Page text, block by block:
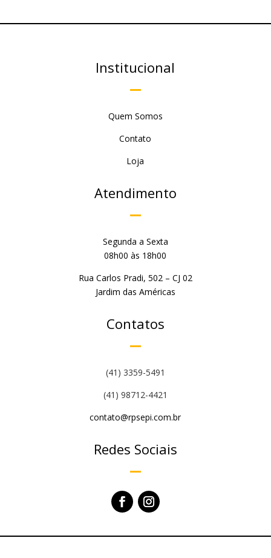
Institucional
Quem Somos
Contato
Loja
Atendimento
Segunda a Sexta
08h00 às 18h00
Rua Carlos Pradi, 502 – CJ 02
Jardim das Américas
Contatos
(41) 3359-5491
(41) 98712-4421
contato@rpsepi.com.br
Redes Sociais